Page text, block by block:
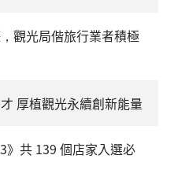
觀光局偕旅行業者積極
厚植觀光永續創新能量
》共 139 個店家入選必